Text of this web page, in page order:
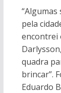
pela
encontrei
quadra
brincar”.
Eduardo